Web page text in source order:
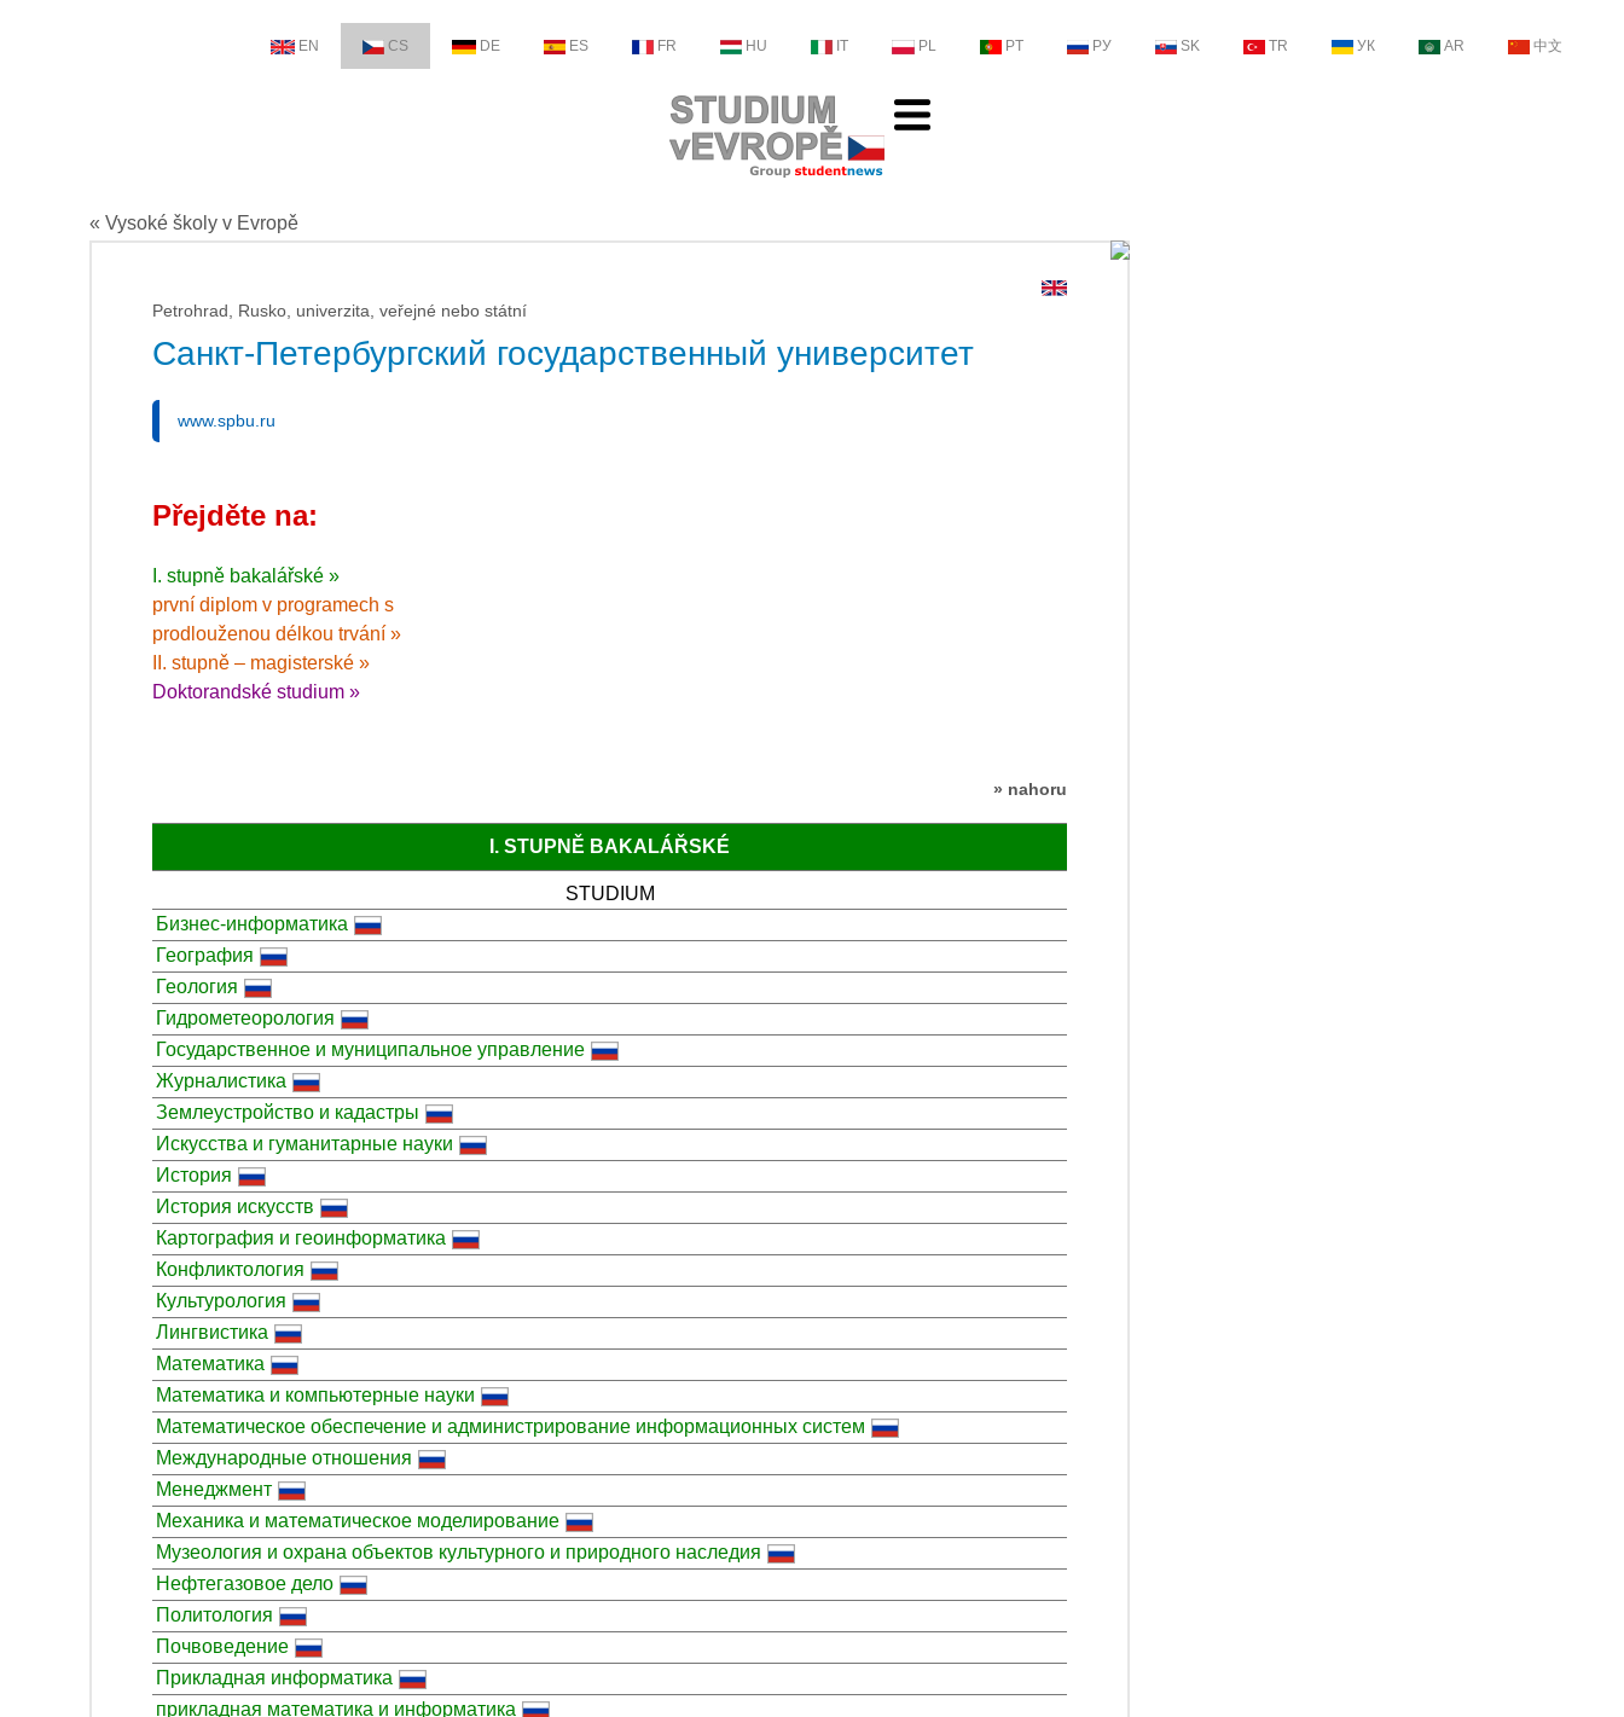
EN CS DE ES FR HU IT PL PT РУ SK TR УК AR 中文
« Vysoké školy v Evropě
Petrohrad, Rusko, univerzita, veřejné nebo státní
Санкт-Петербургский государственный университет
www.spbu.ru
Přejděte na:
I. stupně bakalářské »
první diplom v programech s
prodlouženou délkou trvání »
II. stupně – magisterské »
Doktorandské studium »
» nahoru
I. STUPNĚ BAKALÁŘSKÉ
STUDIUM
Бизнес-информатика
География
Геология
Гидрометеорология
Государственное и муниципальное управление
Журналистика
Землеустройство и кадастры
Искусства и гуманитарные науки
История
История искусств
Картография и геоинформатика
Конфликтология
Культурология
Лингвистика
Математика
Математика и компьютерные науки
Математическое обеспечение и администрирование информационных систем
Международные отношения
Менеджмент
Механика и математическое моделирование
Музеология и охрана объектов культурного и природного наследия
Нефтегазовое дело
Политология
Почвоведение
Прикладная информатика
прикладная математика и информатика